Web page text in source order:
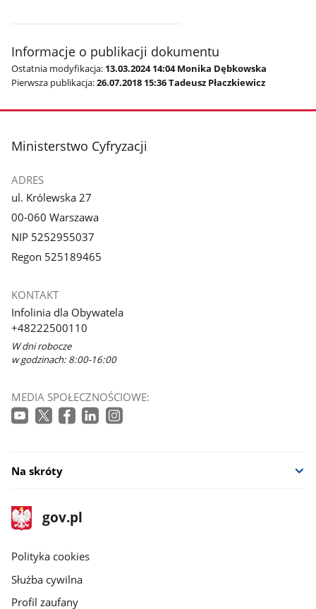
Informacje o publikacji dokumentu
Ostatnia modyfikacja: 13.03.2024 14:04 Monika Dębkowska
Pierwsza publikacja:26.07.2018 15:36 Tadeusz Płaczkiewicz
stopka
Ministerstwo Cyfryzacji
ADRES
ul. Królewska 27
00-060 Warszawa
NIP 5252955037
Regon 525189465
KONTAKT
Infolinia dla Obywatela
+48222500110
W dni robocze
w godzinach: 8:00-16:00
MEDIA SPOŁECZNOŚCIOWE:
Na skróty
stopka
gov.pl
Strona
gov.pl
gov.pl
Polityka cookies
Służba cywilna
Profil zaufany